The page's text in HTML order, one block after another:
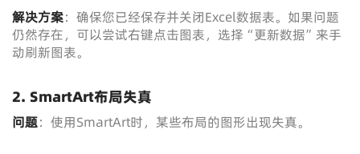
解决方案：确保您已经保存并关闭Excel数据表。如果问题
仍然存在，可以尝试右键点击图表，选择“更新数据”来手
动刷新图表。
2. SmartArt布局失真
问题：使用SmartArt时，某些布局的图形出现失真。